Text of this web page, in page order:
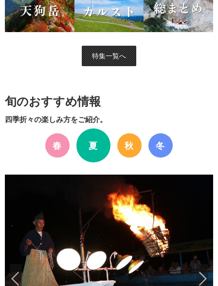
特集一覧へ
旬のおすすめ情報
四季折々の楽しみ方をご紹介。
春 夏 秋 冬